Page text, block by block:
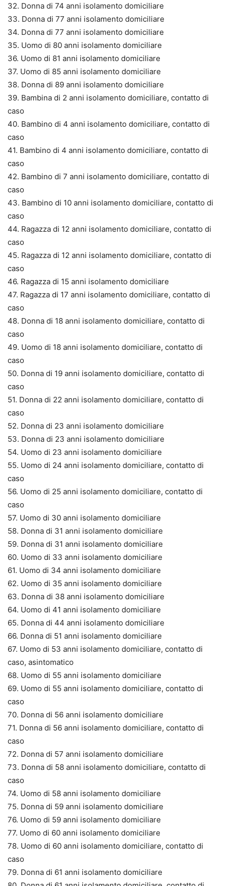
32. Donna di 74 anni isolamento domiciliare
33. Donna di 77 anni isolamento domiciliare
34. Donna di 77 anni isolamento domiciliare
35. Uomo di 80 anni isolamento domiciliare
36. Uomo di 81 anni isolamento domiciliare
37. Uomo di 85 anni isolamento domiciliare
38. Donna di 89 anni isolamento domiciliare
39. Bambina di 2 anni isolamento domiciliare, contatto di
caso
40. Bambino di 4 anni isolamento domiciliare, contatto di
caso
41. Bambino di 4 anni isolamento domiciliare, contatto di
caso
42. Bambino di 7 anni isolamento domiciliare, contatto di
caso
43. Bambino di 10 anni isolamento domiciliare, contatto di
caso
44. Ragazza di 12 anni isolamento domiciliare, contatto di
caso
45. Ragazza di 12 anni isolamento domiciliare, contatto di
caso
46. Ragazza di 15 anni isolamento domiciliare
47. Ragazza di 17 anni isolamento domiciliare, contatto di
caso
48. Donna di 18 anni isolamento domiciliare, contatto di
caso
49. Uomo di 18 anni isolamento domiciliare, contatto di
caso
50. Donna di 19 anni isolamento domiciliare, contatto di
caso
51. Donna di 22 anni isolamento domiciliare, contatto di
caso
52. Donna di 23 anni isolamento domiciliare
53. Donna di 23 anni isolamento domiciliare
54. Uomo di 23 anni isolamento domiciliare
55. Uomo di 24 anni isolamento domiciliare, contatto di
caso
56. Uomo di 25 anni isolamento domiciliare, contatto di
caso
57. Uomo di 30 anni isolamento domiciliare
58. Donna di 31 anni isolamento domiciliare
59. Donna di 31 anni isolamento domiciliare
60. Uomo di 33 anni isolamento domiciliare
61. Uomo di 34 anni isolamento domiciliare
62. Uomo di 35 anni isolamento domiciliare
63. Donna di 38 anni isolamento domiciliare
64. Uomo di 41 anni isolamento domiciliare
65. Donna di 44 anni isolamento domiciliare
66. Donna di 51 anni isolamento domiciliare
67. Uomo di 53 anni isolamento domiciliare, contatto di
caso, asintomatico
68. Uomo di 55 anni isolamento domiciliare
69. Uomo di 55 anni isolamento domiciliare, contatto di
caso
70. Donna di 56 anni isolamento domiciliare
71. Donna di 56 anni isolamento domiciliare, contatto di
caso
72. Donna di 57 anni isolamento domiciliare
73. Donna di 58 anni isolamento domiciliare, contatto di
caso
74. Uomo di 58 anni isolamento domiciliare
75. Donna di 59 anni isolamento domiciliare
76. Uomo di 59 anni isolamento domiciliare
77. Uomo di 60 anni isolamento domiciliare
78. Uomo di 60 anni isolamento domiciliare, contatto di
caso
79. Donna di 61 anni isolamento domiciliare